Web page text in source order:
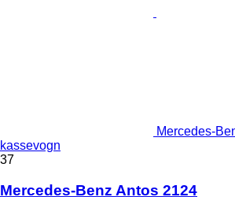
Mercedes-
kassevogn
37
Mercedes-Benz Antos 2124